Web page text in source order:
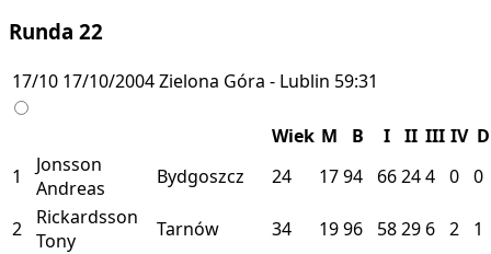
Runda 22
17/10 17/10/2004Zielona Góra - Lublin 59:31
Wiek M B I II III IV D
1
Jonsson
Andreas
Bydgoszcz 24 1794 66244 0 0
2
Rickardsson
Tony
Tarnów 34 1996 5829 6 2
1